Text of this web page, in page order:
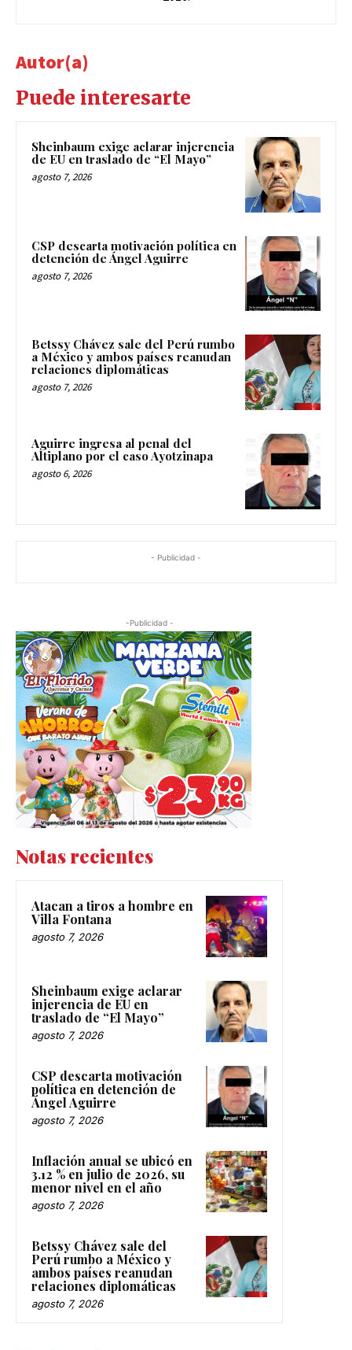
Autor(a)
Puede interesarte
Sheinbaum exige aclarar injerencia
de EU en traslado de “El Mayo”
agosto 7, 2026
CSP descarta motivación política en
detención de Ángel Aguirre
agosto 7, 2026
Betssy Chávez sale del Perú rumbo
a México y ambos países reanudan
relaciones diplomáticas
agosto 7, 2026
Aguirre ingresa al penal del
Altiplano por el caso Ayotzinapa
agosto 6, 2026
- Publicidad -
-Publicidad -
Notas recientes
Atacan a tiros a hombre en
Villa Fontana
agosto 7, 2026
Sheinbaum exige aclarar
injerencia de EU en
traslado de “El Mayo”
agosto 7, 2026
CSP descarta motivación
política en detención de
Ángel Aguirre
agosto 7, 2026
Inflación anual se ubicó en
3.12 % en julio de 2026, su
menor nivel en el año
agosto 7, 2026
Betssy Chávez sale del
Perú rumbo a México y
ambos países reanudan
relaciones diplomáticas
agosto 7, 2026